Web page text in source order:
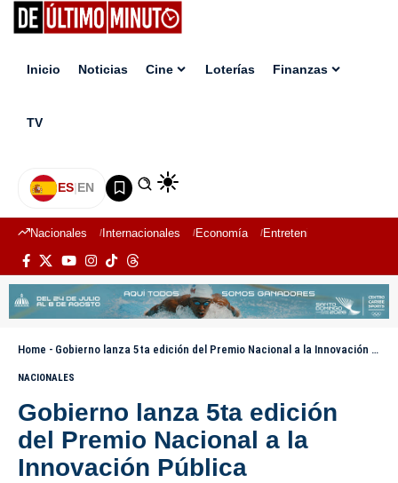
Inicio Noticias Cine Loterías Finanzas
TV
ES|EN
Nacionales Internacionales Economía Entretenimiento
Home - Gobierno lanza 5ta edición del Premio Nacional a la Innovación Pública
NACIONALES
Gobierno lanza 5ta edición
del Premio Nacional a la
Innovación Pública